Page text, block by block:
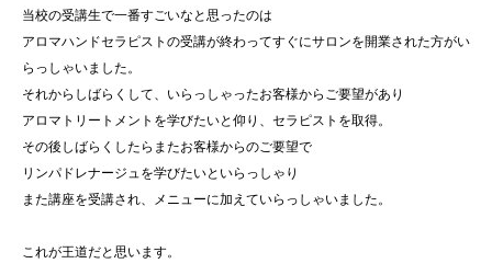
当校の受講生で一番すごいなと思ったのは
アロマハンドセラピストの受講が終わってすぐにサロンを開業された方がい
らっしゃいました。
それからしばらくして、いらっしゃったお客様からご要望があり
アロマトリートメントを学びたいと仰り、セラピストを取得。
その後しばらくしたらまたお客様からのご要望で
リンパドレナージュを学びたいといらっしゃり
また講座を受講され、メニューに加えていらっしゃいました。
これが王道だと思います。